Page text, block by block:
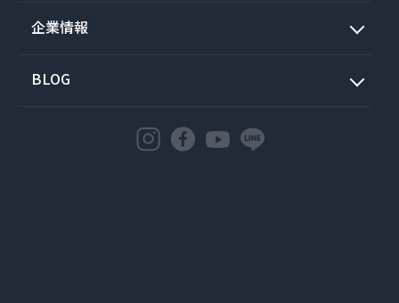
企業情報
BLOG